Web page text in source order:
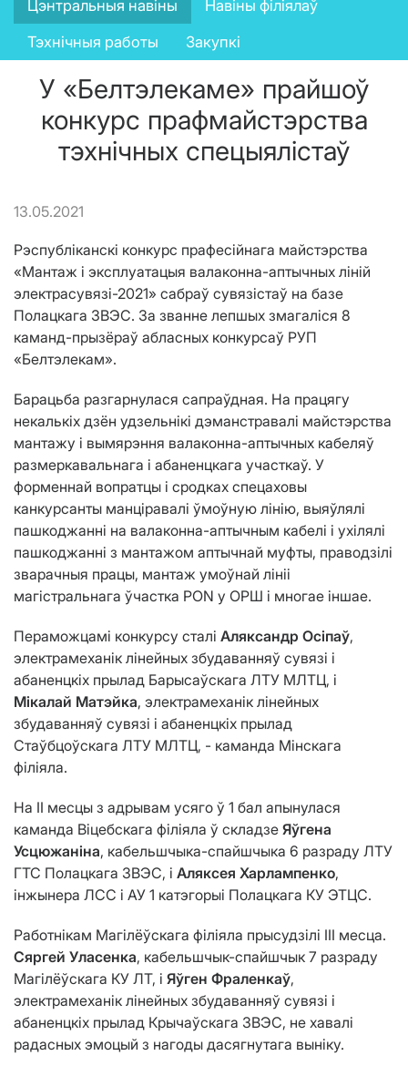
menu
Цэнтральныя навіны
Навіны філіялаў
Тэхнічныя работы
Закупкі
У «Белтэлекаме» прайшоў
конкурс прафмайстэрства
тэхнічных спецыялістаў
13.05.2021
Рэспубліканскі конкурс прафесійнага майстэрства
«Мантаж і эксплуатацыя валаконна-аптычных ліній
электрасувязі-2021» сабраў сувязістаў на базе
Полацкага ЗВЭС. За званне лепшых змагаліся 8
каманд-прызёраў абласных конкурсаў РУП
«Белтэлекам».
Барацьба разгарнулася сапраўдная. На працягу
некалькіх дзён удзельнікі дэманстравалі майстэрства
мантажу і вымярэння валаконна-аптычных кабеляў
размеркавальнага і абаненцкага участкаў. У
форменнай вопратцы і сродках спецаховы
канкурсанты манціравалі ўмоўную лінію, выяўлялі
пашкоджанні на валаконна-аптычным кабелі і ухілялі
пашкоджанні з мантажом аптычнай муфты, праводзілі
зварачныя працы, мантаж умоўнай лініі
магістральнага ўчастка PON у ОРШ і многае іншае.
Пераможцамі конкурсу сталі Аляксандр Осіпаў,
электрамеханік лінейных збудаванняў сувязі і
абаненцкіх прылад Барысаўскага ЛТУ МЛТЦ, і
Мікалай Матэйка, электрамеханік лінейных
збудаванняў сувязі і абаненцкіх прылад
Стаўбцоўскага ЛТУ МЛТЦ, - каманда Мінскага
філіяла.
На II месцы з адрывам усяго ў 1 бал апынулася
каманда Віцебскага філіяла ў складзе Яўгена
Усцюжанiна, кабельшчыка-спайшчыка 6 разраду ЛТУ
ГТС Полацкага ЗВЭС, і Аляксея Харлампенко,
інжынера ЛСС і АУ 1 катэгорыі Полацкага КУ ЭТЦС.
Работнікам Магілёўскага філіяла прысудзілі III месца.
Сяргей Уласенка, кабельшчык-спайшчык 7 разраду
Магілёўскага КУ ЛТ, і Яўген Фраленкаў,
электрамеханік лінейных збудаванняў сувязі і
абаненцкіх прылад Крычаўскага ЗВЭС, не хавалі
радасных эмоцый з нагоды дасягнутага выніку.